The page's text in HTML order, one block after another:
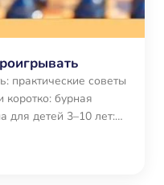
практические советы
коротко: бурная
детей 3–10 лет: